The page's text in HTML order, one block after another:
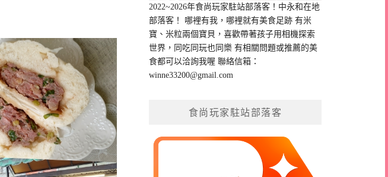
2022~2026年食尚玩家駐站部落客！中永和在地
部落客！ 哪裡有我，哪裡就有美食足跡 有米
寶、米粒兩個寶貝，喜歡帶著孩子用相機探索
世界，同吃同玩也同樂 有相關問題或推薦的美
食都可以洽詢我喔 聯絡信箱：
winne33200@gmail.com
食尚玩家駐站部落客